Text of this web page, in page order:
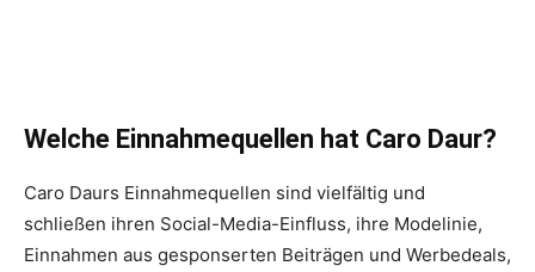
Welche Einnahmequellen hat Caro Daur?
Caro Daurs Einnahmequellen sind vielfältig und
schließen ihren Social-Media-Einfluss, ihre Modelinie,
Einnahmen aus gesponserten Beiträgen und Werbedeals,